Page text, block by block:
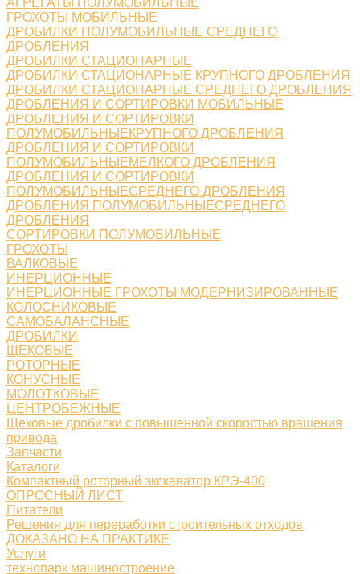
АГРЕГАТЫ ПОЛУМОБИЛЬНЫЕ
ГРОХОТЫ МОБИЛЬНЫЕ
ДРОБИЛКИ ПОЛУМОБИЛЬНЫЕ СРЕДНЕГО
ДРОБЛЕНИЯ
ДРОБИЛКИ СТАЦИОНАРНЫЕ
ДРОБИЛКИ СТАЦИОНАРНЫЕ КРУПНОГО ДРОБЛЕНИЯ
ДРОБИЛКИ СТАЦИОНАРНЫЕ СРЕДНЕГО ДРОБЛЕНИЯ
ДРОБЛЕНИЯ И СОРТИРОВКИ МОБИЛЬНЫЕ
ДРОБЛЕНИЯ И СОРТИРОВКИ
ПОЛУМОБИЛЬНЫЕКРУПНОГО ДРОБЛЕНИЯ
ДРОБЛЕНИЯ И СОРТИРОВКИ
ПОЛУМОБИЛЬНЫЕМЕЛКОГО ДРОБЛЕНИЯ
ДРОБЛЕНИЯ И СОРТИРОВКИ
ПОЛУМОБИЛЬНЫЕСРЕДНЕГО ДРОБЛЕНИЯ
ДРОБЛЕНИЯ ПОЛУМОБИЛЬНЫЕСРЕДНЕГО
ДРОБЛЕНИЯ
СОРТИРОВКИ ПОЛУМОБИЛЬНЫЕ
ГРОХОТЫ
ВАЛКОВЫЕ
ИНЕРЦИОННЫЕ
ИНЕРЦИОННЫЕ ГРОХОТЫ МОДЕРНИЗИРОВАННЫЕ
КОЛОСНИКОВЫЕ
САМОБАЛАНСНЫЕ
ДРОБИЛКИ
ЩЕКОВЫЕ
РОТОРНЫЕ
КОНУСНЫЕ
МОЛОТКОВЫЕ
ЦЕНТРОБЕЖНЫЕ
Щековые дробилки с повышенной скоростью вращения
привода
Запчасти
Каталоги
Компактный роторный экскаватор КРЭ-400
ОПРОСНЫЙ ЛИСТ
Питатели
Решения для переработки строительных отходов
ДОКАЗАНО НА ПРАКТИКЕ
Услуги
технопарк машиностроение